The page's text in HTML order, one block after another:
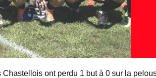
ont perdu 1 but à 0 sur la